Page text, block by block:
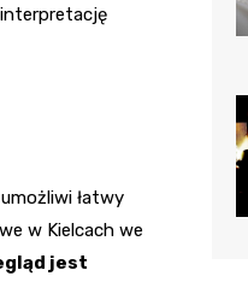
interpretację
łatwy
w Kielcach we
jest